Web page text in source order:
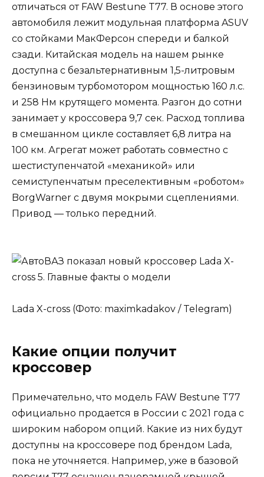
отличаться от FAW Bestune T77. В основе этого
автомобиля лежит модульная платформа ASUV
со стойками МакФерсон спереди и балкой
сзади. Китайская модель на нашем рынке
доступна с безальтернативным 1,5-литровым
бензиновым турбомотором мощностью 160 л.с.
и 258 Нм крутящего момента. Разгон до сотни
занимает у кроссовера 9,7 сек. Расход топлива
в смешанном цикле составляет 6,8 литра на
100 км. Агрегат может работать совместно с
шестиступенчатой «механикой» или
семиступенчатым преселективным «роботом»
BorgWarner с двумя мокрыми сцеплениями.
Привод — только передний.
Lada X-cross (Фото: maximkadakov / Telegram)
Какие опции получит
кроссовер
Примечательно, что модель FAW Bestune T77
официально продается в России с 2021 года с
широким набором опций. Какие из них будут
доступны на кроссовере под брендом Lada,
пока не уточняется. Например, уже в базовой